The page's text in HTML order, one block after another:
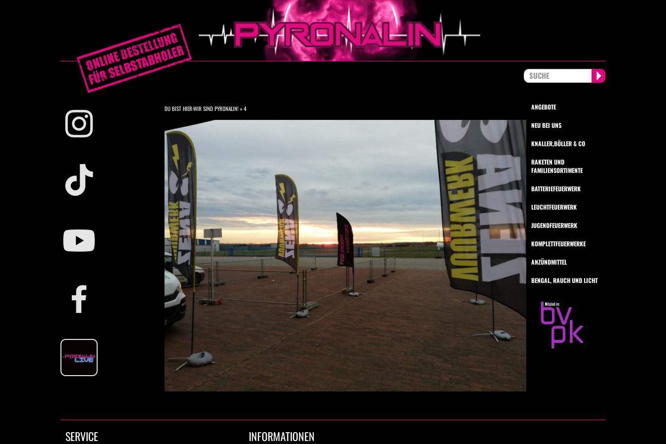
DU BIST HIER:WIR SIND PYRONALIN!»4 ANGEBOTE
NEU BEI UNS
KNALLER,BÖLLER & CO
RAKETEN UND
FAMILIENSORTIMENTE
BATTERIEFEUERWERK
LEUCHTFEUERWERK
JUGENDFEUERWERK
KOMPLETTFEUERWERKE
ANZÜNDMITTEL
BENGAL, RAUCH UND LICHT
SERVICE INFORMATIONEN